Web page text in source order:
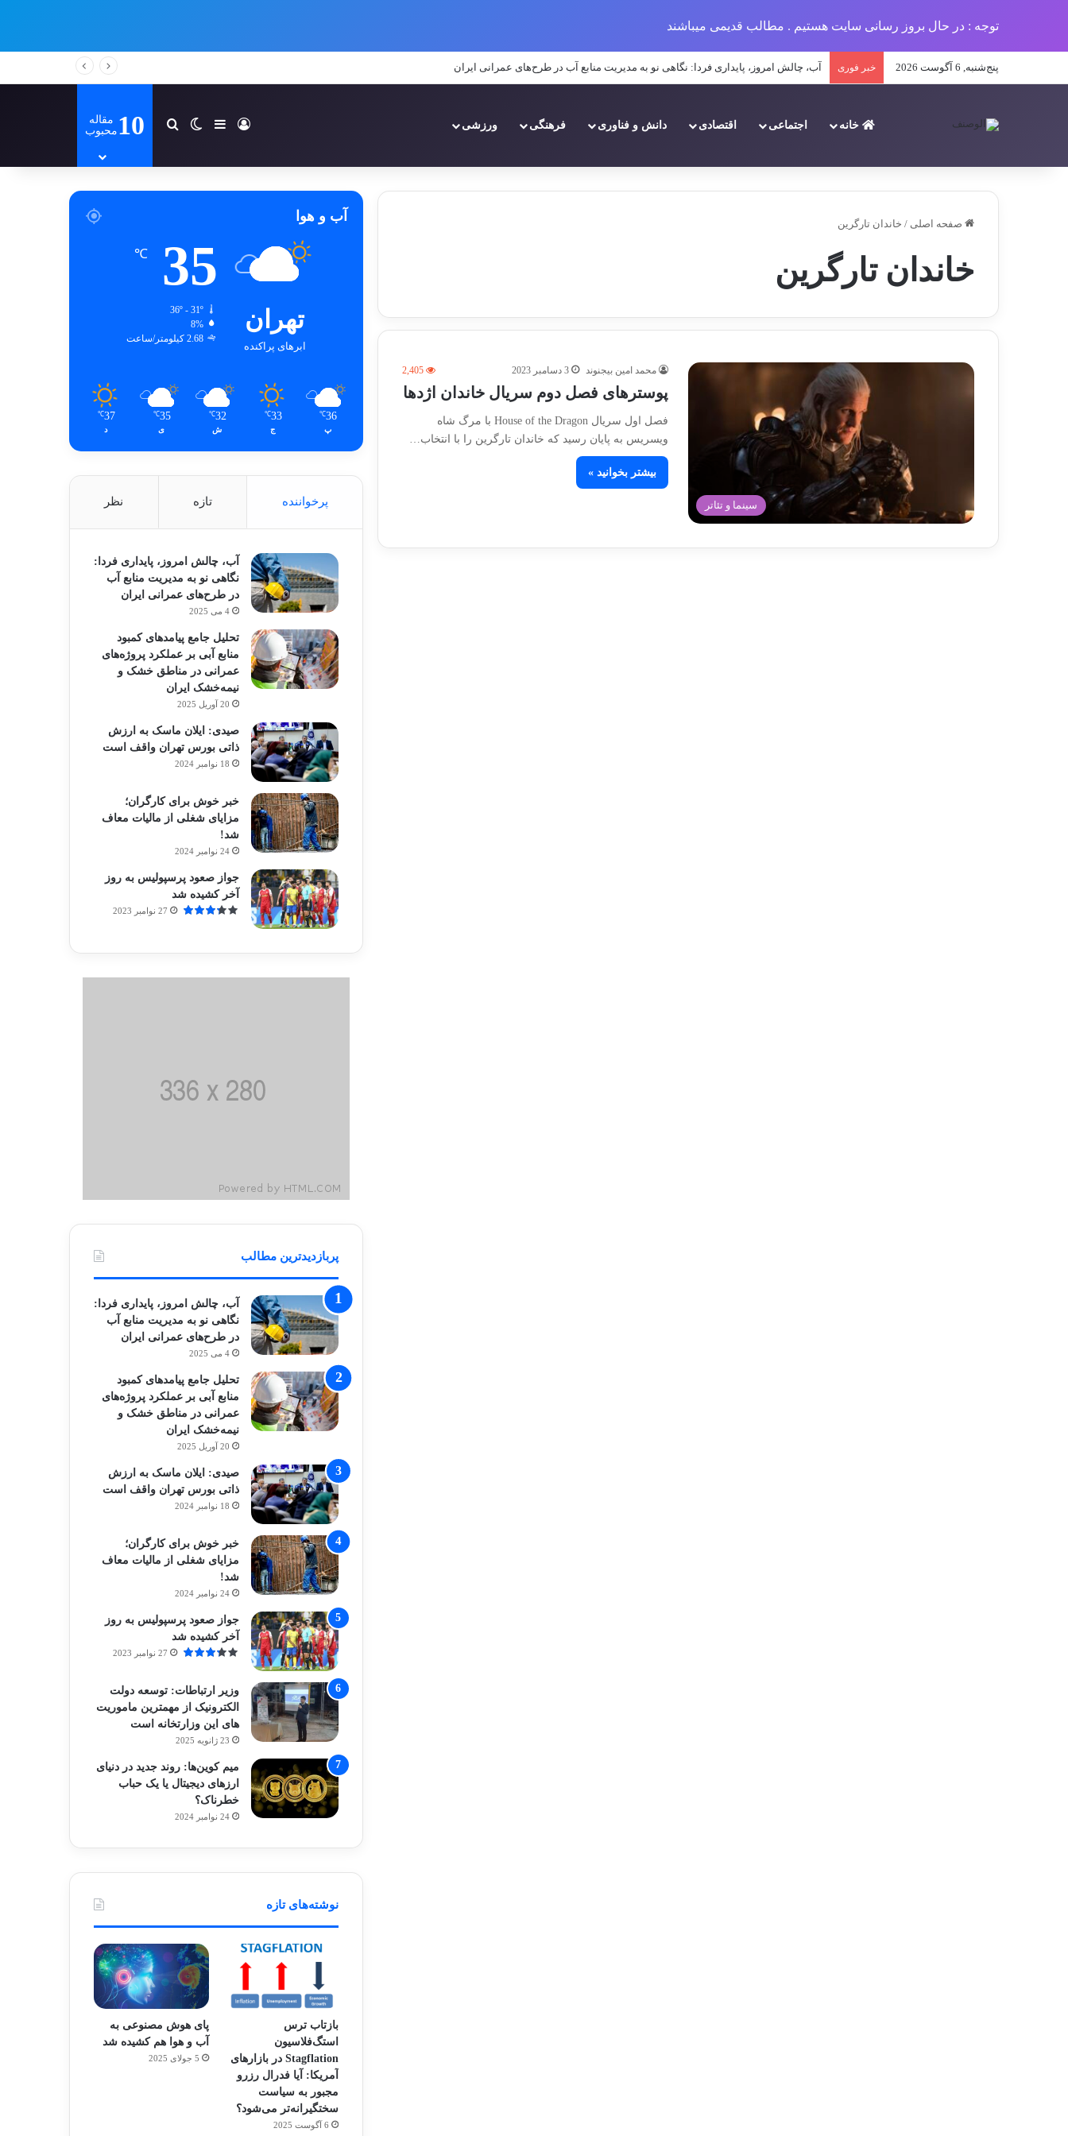
توجه : در حال بروز رسانی سایت هستیم . مطالب قدیمی میباشند
پنج‌شنبه, 6 آگوست 2026 خبر فوری تحلیل جامع پیامدهای کمبود منابع آبی بر عملکرد پروژه‌های عمرانی در مناطق خشک و نیمه‌خشک ایران
خانه اجتماعی اقتصادی دانش و فناوری فرهنگی ورزشی ورودسایدبارتغییر پوسته
جستجو برای
10 مقاله
محبوب
صفحه اصلی / خاندان تارگرین
خاندان تارگرین
سینما و تئاتر
محمد امین بیجنوند 3 دسامبر 2023 2,405
پوسترهای فصل دوم سریال خاندان اژدها
فصل اول سریال House of the Dragon با مرگ شاه
ویسریس به پایان رسید که خاندان تارگرین را با انتخاب…
بیشتر بخوانید »
آب و هوا
تهران
ابرهای پراکنده
35
℃
36º - 31º
8%
2.68 کیلومتر/ساعت
36
℃
پ
33
℃
ج
32
℃
ش
35
℃
ی
37
℃
د
پرخواننده تازه نظر
آب، چالش امروز، پایداری فردا:
نگاهی نو به مدیریت منابع آب
در طرح‌های عمرانی ایران
4 می 2025
تحلیل جامع پیامدهای کمبود
منابع آبی بر عملکرد پروژه‌های
عمرانی در مناطق خشک و
نیمه‌خشک ایران
20 آوریل 2025
صیدی: ایلان ماسک به ارزش
ذاتی بورس تهران واقف است
18 نوامبر 2024
خبر خوش برای کارگران؛
مزایای شغلی از مالیات معاف
شد!
24 نوامبر 2024
جواز صعود پرسپولیس به روز
آخر کشیده شد
27 نوامبر 2023
پربازدیدترین مطالب
آب، چالش امروز، پایداری فردا:
نگاهی نو به مدیریت منابع آب
در طرح‌های عمرانی ایران
4 می 2025
تحلیل جامع پیامدهای کمبود
منابع آبی بر عملکرد پروژه‌های
عمرانی در مناطق خشک و
نیمه‌خشک ایران
20 آوریل 2025
صیدی: ایلان ماسک به ارزش
ذاتی بورس تهران واقف است
18 نوامبر 2024
خبر خوش برای کارگران؛
مزایای شغلی از مالیات معاف
شد!
24 نوامبر 2024
جواز صعود پرسپولیس به روز
آخر کشیده شد
27 نوامبر 2023
وزیر ارتباطات: توسعه دولت
الکترونیک از مهمترین ماموریت
های این وزارتخانه است
23 ژانویه 2025
میم کوین‌ها: روند جدید در دنیای
ارزهای دیجیتال یا یک حباب
خطرناک؟
24 نوامبر 2024
نوشته‌های تازه
بازتاب ترس
استگ‌فلاسیون
Stagflation در بازارهای
آمریکا: آیا فدرال رزرو
مجبور به سیاست
سختگیرانه‌تر می‌شود؟
6 آگوست 2025
پای هوش مصنوعی به
آب و هوا هم کشیده شد
5 جولای 2025